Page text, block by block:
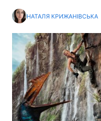
НАТАЛЯ КРИЖАНІВСЬКА